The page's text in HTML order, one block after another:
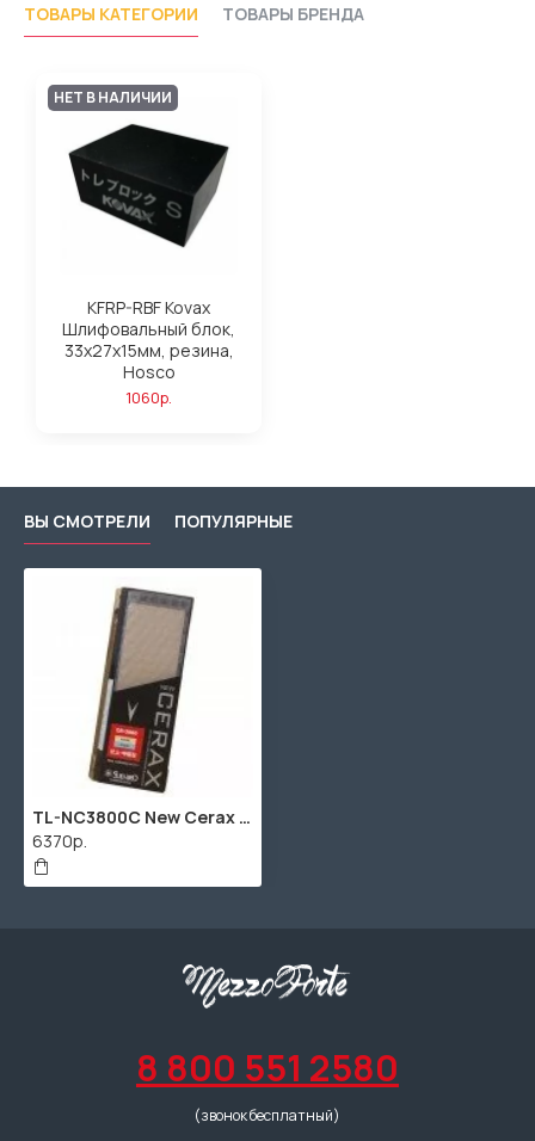
ТОВАРЫ КАТЕГОРИИ ТОВАРЫ БРЕНДА
НЕТ В НАЛИЧИИ
KFRP-RBF Kovax
Шлифовальный блок,
33х27х15мм, резина,
Hosco
1060р.
ВЫ СМОТРЕЛИ ПОПУЛЯРНЫЕ
TL-NC3800C New Cerax Шлифовальный камень, 1000/3000, Hosco
6370р.
8 800 551 2580
(звонок бесплатный)